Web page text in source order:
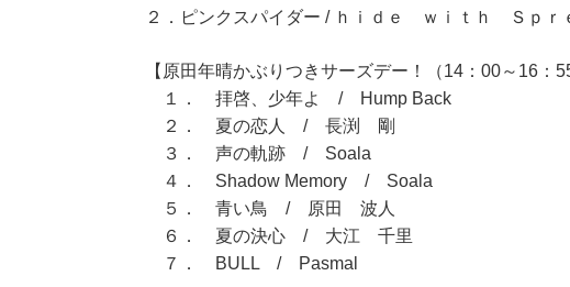
２．ピンクスパイダー / ｈｉｄｅ ｗｉｔｈ Ｓｐｒ
【原田年晴かぶりつきサーズデー！（14：00～16：
１． 拝啓、少年よ / Hump Back
２． 夏の恋人 / 長渕 剛
３． 声の軌跡 / Soala
４． Shadow Memory / Soala
５． 青い鳥 / 原田 波人
６． 夏の決心 / 大江 千里
７． BULL / Pasmal